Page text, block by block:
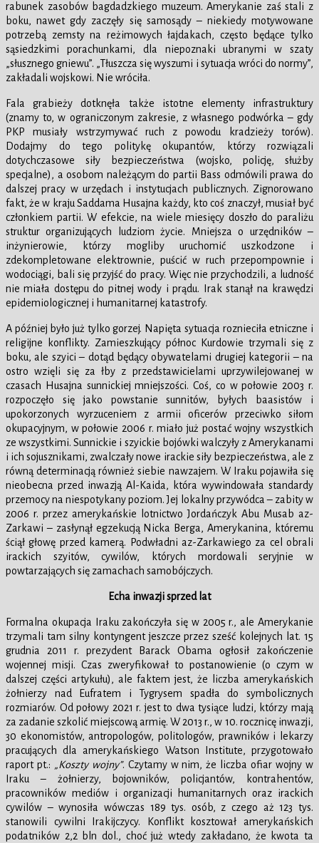
rabunek zasobów bagdadzkiego muzeum. Amerykanie zaś stali z
boku, nawet gdy zaczęły się samosądy – niekiedy motywowane
potrzebą zemsty na reżimowych łajdakach, często będące tylko
sąsiedzkimi porachunkami, dla niepoznaki ubranymi w szaty
„słusznego gniewu”. „Tłuszcza się wyszumi i sytuacja wróci do normy”,
zakładali wojskowi. Nie wróciła.
Fala grabieży dotknęła także istotne elementy infrastruktury
(znamy to, w ograniczonym zakresie, z własnego podwórka – gdy
PKP musiały wstrzymywać ruch z powodu kradzieży torów).
Dodajmy do tego politykę okupantów, którzy rozwiązali
dotychczasowe siły bezpieczeństwa (wojsko, policję, służby
specjalne), a osobom należącym do partii Bass odmówili prawa do
dalszej pracy w urzędach i instytucjach publicznych. Zignorowano
fakt, że w kraju Saddama Husajna każdy, kto coś znaczył, musiał być
członkiem partii. W efekcie, na wiele miesięcy doszło do paraliżu
struktur organizujących ludziom życie. Mniejsza o urzędników –
inżynierowie, którzy mogliby uruchomić uszkodzone i
zdekompletowane elektrownie, puścić w ruch przepompownie i
wodociągi, bali się przyjść do pracy. Więc nie przychodzili, a ludność
nie miała dostępu do pitnej wody i prądu. Irak stanął na krawędzi
epidemiologicznej i humanitarnej katastrofy.
A później było już tylko gorzej. Napięta sytuacja roznieciła etniczne i
religijne konflikty. Zamieszkujący północ Kurdowie trzymali się z
boku, ale szyici – dotąd będący obywatelami drugiej kategorii – na
ostro wzięli się za łby z przedstawicielami uprzywilejowanej w
czasach Husajna sunnickiej mniejszości. Coś, co w połowie 2003 r.
rozpoczęło się jako powstanie sunnitów, byłych baasistów i
upokorzonych wyrzuceniem z armii oficerów przeciwko siłom
okupacyjnym, w połowie 2006 r. miało już postać wojny wszystkich
ze wszystkimi. Sunnickie i szyickie bojówki walczyły z Amerykanami
i ich sojusznikami, zwalczały nowe irackie siły bezpieczeństwa, ale z
równą determinacją również siebie nawzajem. W Iraku pojawiła się
nieobecna przed inwazją Al-Kaida, która wywindowała standardy
przemocy na niespotykany poziom. Jej lokalny przywódca – zabity w
2006 r. przez amerykańskie lotnictwo Jordańczyk Abu Musab az-
Zarkawi – zasłynął egzekucją Nicka Berga, Amerykanina, któremu
ściął głowę przed kamerą. Podwładni az-Zarkawiego za cel obrali
irackich szyitów, cywilów, których mordowali seryjnie w
powtarzających się zamachach samobójczych.
Echa inwazji sprzed lat
Formalna okupacja Iraku zakończyła się w 2005 r., ale Amerykanie
trzymali tam silny kontyngent jeszcze przez sześć kolejnych lat. 15
grudnia 2011 r. prezydent Barack Obama ogłosił zakończenie
wojennej misji. Czas zweryfikował to postanowienie (o czym w
dalszej części artykułu), ale faktem jest, że liczba amerykańskich
żołnierzy nad Eufratem i Tygrysem spadła do symbolicznych
rozmiarów. Od połowy 2021 r. jest to dwa tysiące ludzi, którzy mają
za zadanie szkolić miejscową armię. W 2013 r., w 10. rocznicę inwazji,
30 ekonomistów, antropologów, politologów, prawników i lekarzy
pracujących dla amerykańskiego Watson Institute, przygotowało
raport pt.: „Koszty wojny”. Czytamy w nim, że liczba ofiar wojny w
Iraku – żołnierzy, bojowników, policjantów, kontrahentów,
pracowników mediów i organizacji humanitarnych oraz irackich
cywilów – wynosiła wówczas 189 tys. osób, z czego aż 123 tys.
stanowili cywilni Irakijczycy. Konflikt kosztował amerykańskich
podatników 2,2 bln dol., choć już wtedy zakładano, że kwota ta